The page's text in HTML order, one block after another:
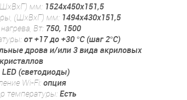
мм: 1524x450x151,5
(ШхВхГ) мм: 1494x430x151,5
Вт: 750, 1500
от +17 до +30 °C (шаг 2°C)
дрова и/или 3 вида акриловых
кристаллов
LED (светодиоды)
Wi-Fi:опция
температуры:Есть